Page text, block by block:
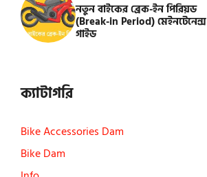
নতুন বাইকের ব্রেক-ইন পিরিয়ড
(Break-in Period) মেইনটেনেন্স
গাইড
ক্যাটাগরি
Bike Accessories Dam
Bike Dam